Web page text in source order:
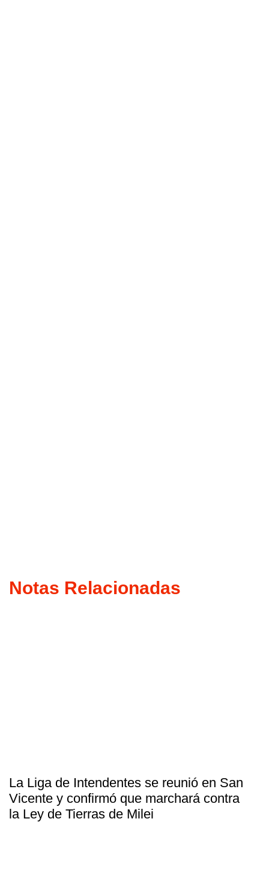
Notas Relacionadas
La Liga de Intendentes se reunió en San
Vicente y confirmó que marchará contra
la Ley de Tierras de Milei